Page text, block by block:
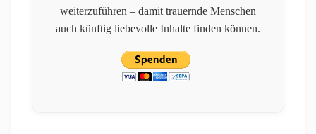
weiterzuführen – damit trauernde Menschen
auch künftig liebevolle Inhalte finden können.